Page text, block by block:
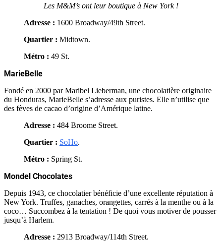
Les M&M’s ont leur boutique à New York !
Adresse : 1600 Broadway/49th Street.
Quartier : Midtown.
Métro : 49 St.
MarieBelle
Fondé en 2000 par Maribel Lieberman, une chocolatière originaire
du Honduras, MarieBelle s’adresse aux puristes. Elle n’utilise que
des fèves de cacao d’origine d’Amérique latine.
Adresse : 484 Broome Street.
Quartier : SoHo.
Métro : Spring St.
Mondel Chocolates
Depuis 1943, ce chocolatier bénéficie d’une excellente réputation à
New York. Truffes, ganaches, orangettes, carrés à la menthe ou à la
coco… Succombez à la tentation ! De quoi vous motiver de pousser
jusqu’à Harlem.
Adresse : 2913 Broadway/114th Street.